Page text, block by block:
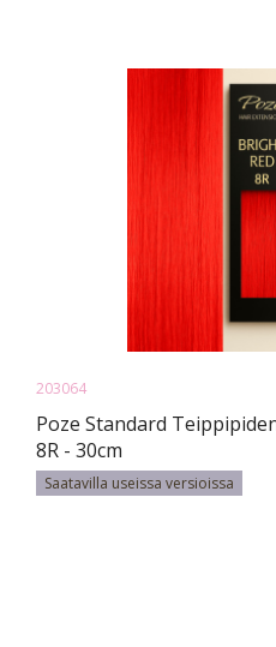
203064
Poze Standard
8R - 30cm
Saatavilla useissa versioissa